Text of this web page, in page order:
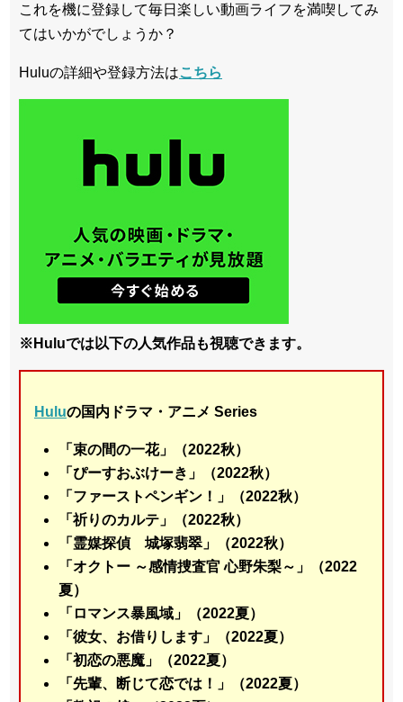
これを機に登録して毎日楽しい動画ライフを満喫してみ
てはいかがでしょうか？
Huluの詳細や登録方法はこちら
※Huluでは以下の人気作品も視聴できます。
Huluの国内ドラマ・アニメ Series
「束の間の一花」（2022秋）
「ぴーすおぶけーき」（2022秋）
「ファーストペンギン！」（2022秋）
「祈りのカルテ」（2022秋）
「霊媒探偵 城塚翡翠」（2022秋）
「オクトー ～感情捜査官 心野朱梨～」（2022
夏）
「ロマンス暴風域」（2022夏）
「彼女、お借りします」（2022夏）
「初恋の悪魔」（2022夏）
「先輩、断じて恋では！」（2022夏）